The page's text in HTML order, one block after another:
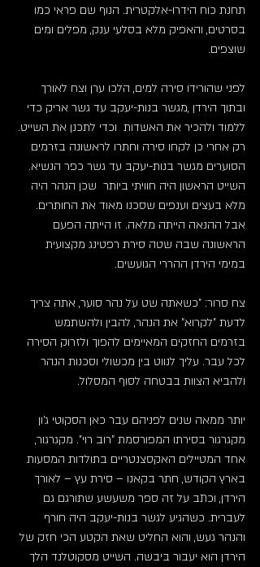
תחנת כוח הידרו-אלקטרית. הנוף שם פראי כמו
בסרטים, והאפיק מלא בסלעי ענק, מפלים ומים
שוצפים.
לפני שהורידו סירה למים, הלכו ערן וצח לאורך
ובתוך הירדן ,מגשר בנות-יעקב עד גשר אריק כדי
ללמוד ולהכיר את האשדות  וכדי לתכנן את השייט.
רק אחרי כן לקחו סירה וחתרו לראשונה בזרמים
הסוערים מגשר בנות-יעקב עד גשר כפר הנשיא.
השייט הראשון היה חוויתי ביותר  שכן הנהר היה
מלא בעצים וענפים שסכנו מאוד את החותרים.
אבל ההנאה הייתה מלאה. זו הייתה הפעם
הראשונה שבה שטה סירת רפטינג מקצועית
במימי הירדן ההררי הגועשים.
צח סרור: "כשאתה שט על נהר סוער, אתה צריך
לדעת "לקרוא" את הנהר, להבין ולהשתמש
בזרמים החזקים המאיימים להפוך ולזרוק הסירה
לכל עבר. עליך לנווט בין מכשולי וסכנות הנהר
ולהביא הצוות בבטחה לסוף המסלול.
יותר ממאה שנים לפניהם עבר כאן הסקוטי ג'ון
מקגרגור בסירתו המפורסמת "רוב רוי". מקגרגור,
אחד המטיילים האקסצנטריים בתולדות המסעות
בארץ הקודש, חתר בקאנו – סירת עץ – לאורך
הירדן, וכתב על זה ספר משעשע שתורגם גם
לעברית. כשהגיע לגשר בנות-יעקב היה חורף
והנהר געש, והוא החליט שאת הקטע הכי חזק של
הירדן הוא יעבור ביבשה. השייט מסקוטלנד הלך